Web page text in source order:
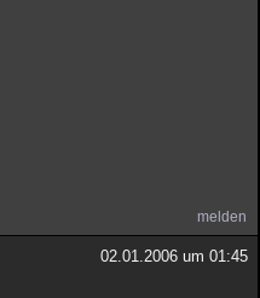
melden
02.01.2006 um 01:45